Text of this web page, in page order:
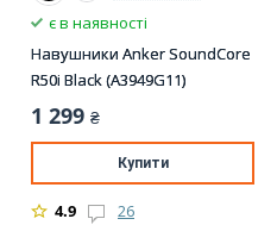
є в наявності
Навушники Anker SoundCore
R50i Black (A3949G11)
1 299 ₴
Купити
4.9 26